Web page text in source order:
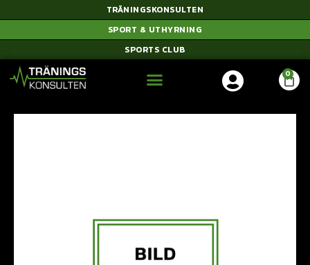
TRÄNINGSKONSULTEN
SPORT & UTHYRNING
SPORTS CLUB